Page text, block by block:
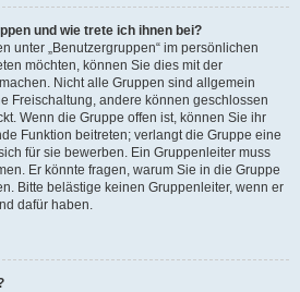
und wie trete ich ihnen bei?
unter „Benutzergruppen“ im persönlichen
möchten, können Sie dies mit der
Nicht alle Gruppen sind allgemein
Freischaltung, andere können geschlossen
Wenn die Gruppe offen ist, können Sie ihr
Funktion beitreten; verlangt die Gruppe eine
für sie bewerben. Ein Gruppenleiter muss
Er könnte fragen, warum Sie in die Gruppe
Bitte belästige keinen Gruppenleiter, wenn er
dafür haben.